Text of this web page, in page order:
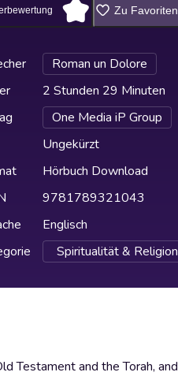
Zu
Roman un Dolore
2 Stunden 29 Minuten
One Media iP Group
Ungekürzt
Hörbuch Download
9781789321043
Englisch
Spiritualität & Religion
Testament and the Torah,